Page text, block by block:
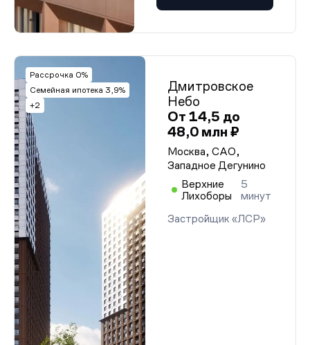
Рассрочка 0%
Семейная ипотека 3,9%
+2
Дмитровское
Небо
От 14,5 до
48,0 млн ₽
Москва, САО,
Западное Дегунино
Верхние
Лихоборы
5
минут
Застройщик «ЛСР»